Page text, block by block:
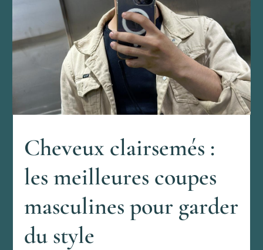
Cheveux clairsemés :
les meilleures coupes
masculines pour garder
du style